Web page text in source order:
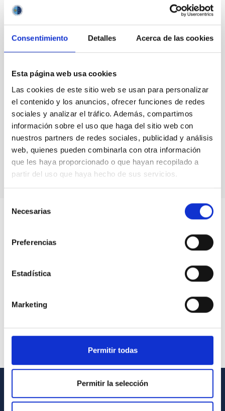
Consentimiento Detalles Acerca de las cookies
Esta página web usa cookies
Las cookies de este sitio web se usan para personalizar
el contenido y los anuncios, ofrecer funciones de redes
sociales y analizar el tráfico. Además, compartimos
información sobre el uso que haga del sitio web con
nuestros partners de redes sociales, publicidad y análisis
web, quienes pueden combinarla con otra información
que les haya proporcionado o que hayan recopilado a
partir del uso que haya hecho de sus servicios.
Necesarias
Preferencias
Estadística
Marketing
Permitir todas
Permitir la selección
profesorado
Un verano
IAC abre
sus
puertas a
la
formación
de
profesorado
GENERAL INFORMATION